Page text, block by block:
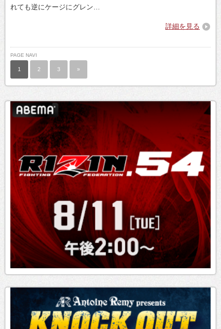
れても逆にケージにグレン…
詳細を見る
PAGE NAVI
1 2 3 »